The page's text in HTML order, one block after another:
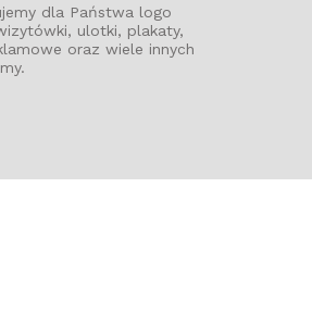
dla Państwa logo
ulotki, plakaty,
oraz wiele innych